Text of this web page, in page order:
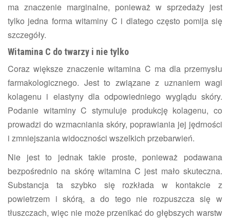
ma znaczenie marginalne, ponieważ w sprzedaży jest
tylko jedna forma witaminy C i dlatego często pomija się
szczegóły.
Witamina C do twarzy i nie tylko
Coraz większe znaczenie witamina C ma dla przemysłu
farmakologicznego. Jest to związane z uznaniem wagi
kolagenu i elastyny dla odpowiedniego wyglądu skóry.
Podanie witaminy C stymuluje produkcję kolagenu, co
prowadzi do wzmacniania skóry, poprawiania jej jędrności
i zmniejszania widoczności wszelkich przebarwień.
Nie jest to jednak takie proste, ponieważ podawana
bezpośrednio na skórę witamina C jest mało skuteczna.
Substancja ta szybko się rozkłada w kontakcie z
powietrzem i skórą, a do tego nie rozpuszcza się w
tłuszczach, więc nie może przenikać do głębszych warstw